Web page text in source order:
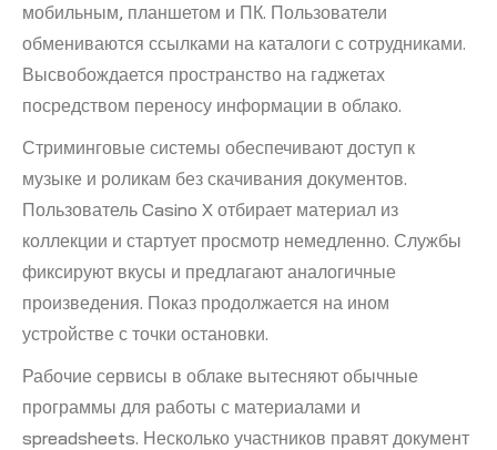
мобильным, планшетом и ПК. Пользователи
обмениваются ссылками на каталоги с сотрудниками.
Высвобождается пространство на гаджетах
посредством переносу информации в облако.
Стриминговые системы обеспечивают доступ к
музыке и роликам без скачивания документов.
Пользователь Casino X отбирает материал из
коллекции и стартует просмотр немедленно. Службы
фиксируют вкусы и предлагают аналогичные
произведения. Показ продолжается на ином
устройстве с точки остановки.
Рабочие сервисы в облаке вытесняют обычные
программы для работы с материалами и
spreadsheets. Несколько участников правят документ